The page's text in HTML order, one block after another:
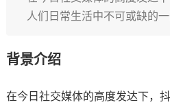
人们日常生活中不可或缺的
背景介绍
在今日社交媒体的高度发达下，